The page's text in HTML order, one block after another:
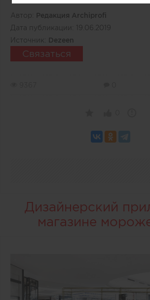
Автор:
Редакция Archiprofi
Дата публикации:
19.06.2019
Источник:
Dezeen
Связаться
Дизайнерский
магазине